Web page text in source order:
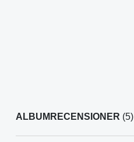
ALBUMRECENSIONER (5)